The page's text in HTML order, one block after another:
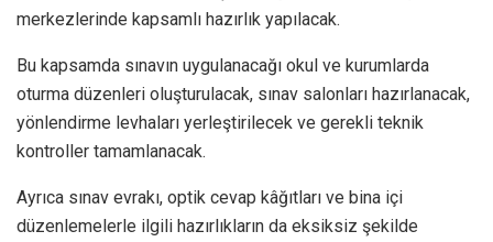
merkezlerinde kapsamlı hazırlık yapılacak.
Bu kapsamda sınavın uygulanacağı okul ve kurumlarda
oturma düzenleri oluşturulacak, sınav salonları hazırlanacak,
yönlendirme levhaları yerleştirilecek ve gerekli teknik
kontroller tamamlanacak.
Ayrıca sınav evrakı, optik cevap kâğıtları ve bina içi
düzenlemelerle ilgili hazırlıkların da eksiksiz şekilde